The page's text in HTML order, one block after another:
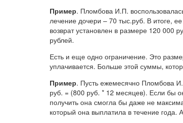
Пример. Пломбова И.П.
лечение дочери – 70 тыс.руб. В итоге,
возврат установлен в размере 120 000
рублей.
Есть и еще одно ограничение. Это
уплачивается. Больше этой суммы,
Пример. Пусть ежемесячно Пломбова
руб. = (800 руб. * 12 месяцев). Если бы
получить она смогла бы даже не
который она выплатила в течение года.